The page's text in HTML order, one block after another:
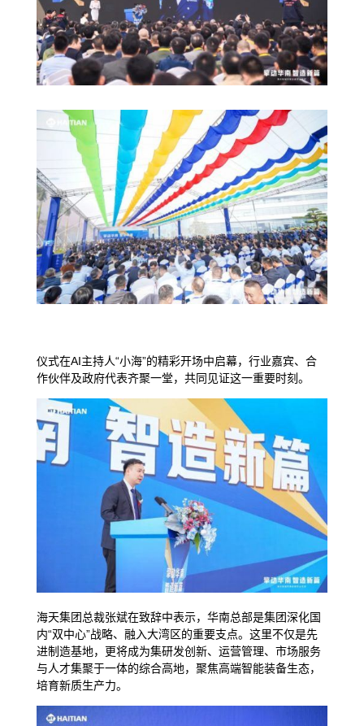
仪式在AI主持人“小海”的精彩开场中启幕，行业嘉宾、合
作伙伴及政府代表齐聚一堂，共同见证这一重要时刻。
海天集团总裁张斌在致辞中表示，华南总部是集团深化国
内“双中心”战略、融入大湾区的重要支点。这里不仅是先
进制造基地，更将成为集研发创新、运营管理、市场服务
与人才集聚于一体的综合高地，聚焦高端智能装备生态，
培育新质生产力。